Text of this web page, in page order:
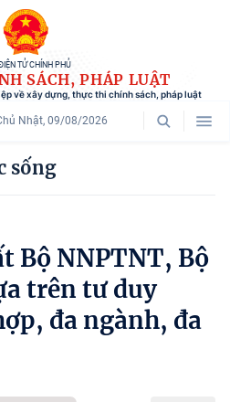
TỬ CHÍNH PHỦ
SÁCH, PHÁP LUẬT
về xây dựng, thực thi chính sách, pháp luật
Nhật, 09/08/2026
sống
Bộ NNPTNT, Bộ
trên tư duy
đa ngành, đa